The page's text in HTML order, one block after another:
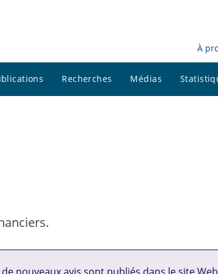
À
Recherches Médias